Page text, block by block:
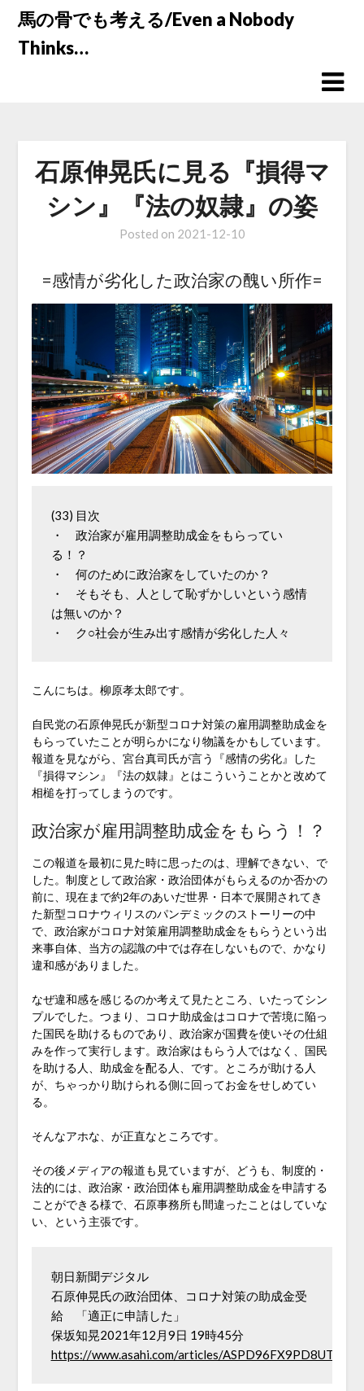
Skip
content
馬の骨でも考える/Even a Nobody
Thinks…
石原伸晃氏に見る『損得マ
シン』『法の奴隷』の姿
Posted on 2021-12-10
=感情が劣化した政治家の醜い所作=
(33) 目次
・　政治家が雇用調整助成金をもらってい
る！？
・　何のために政治家をしていたのか？
・　そもそも、人として恥ずかしいという感情
は無いのか？
・　ク○社会が生み出す感情が劣化した人々
こんにちは。柳原孝太郎です。
自民党の石原伸晃氏が新型コロナ対策の雇用調整助成金を
もらっていたことが明らかになり物議をかもしています。
報道を見ながら、宮台真司氏が言う『感情の劣化』した
『損得マシン』『法の奴隷』とはこういうことかと改めて
相槌を打ってしまうのです。
政治家が雇用調整助成金をもらう！？
この報道を最初に見た時に思ったのは、理解できない、で
した。制度として政治家・政治団体がもらえるのか否かの
前に、現在まで約2年のあいだ世界・日本で展開されてき
た新型コロナウィリスのパンデミックのストーリーの中
で、政治家がコロナ対策雇用調整助成金をもらうという出
来事自体、当方の認識の中では存在しないもので、かなり
違和感がありました。
なぜ違和感を感じるのか考えて見たところ、いたってシン
プルでした。つまり、コロナ助成金はコロナで苦境に陥っ
た国民を助けるものであり、政治家が国費を使いその仕組
みを作って実行します。政治家はもらう人ではなく、国民
を助ける人、助成金を配る人、です。ところが助ける人
が、ちゃっかり助けられる側に回ってお金をせしめてい
る。
そんなアホな、が正直なところです。
その後メディアの報道も見ていますが、どうも、制度的・
法的には、政治家・政治団体も雇用調整助成金を申請する
ことができる様で、石原事務所も間違ったことはしていな
い、という主張です。
朝日新聞デジタル
石原伸晃氏の政治団体、コロナ対策の助成金受
給　「適正に申請した」
https://www.asahi.com/articles/